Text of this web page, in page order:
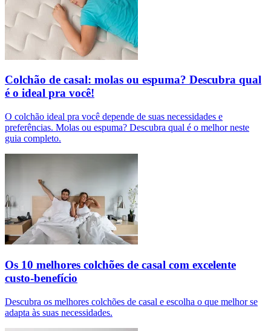
Colchão de casal: molas ou espuma? Descubra qual
é o ideal pra você!
O colchão ideal pra você depende de suas necessidades e
preferências. Molas ou espuma? Descubra qual é o melhor neste
guia completo.
Os 10 melhores colchões de casal com excelente
custo-benefício
Descubra os melhores colchões de casal e escolha o que melhor se
adapta às suas necessidades.